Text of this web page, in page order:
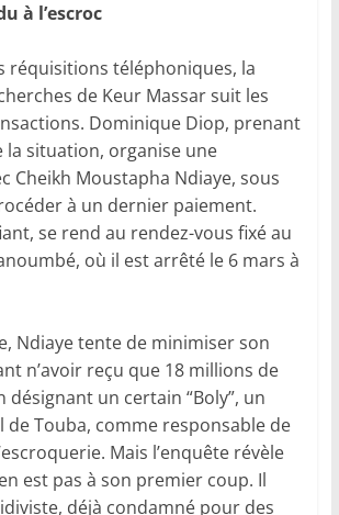
à l’escroc
réquisitions téléphoniques, la
de Keur Massar suit les
Dominique Diop, prenant
la situation, organise une
Cheikh Moustapha Ndiaye, sous
à un dernier paiement.
se rend au rendez-vous fixé au
où il est arrêté le 6 mars à
Ndiaye tente de minimiser son
n’avoir reçu que 18 millions de
désignant un certain “Boly”, un
Touba, comme responsable de
Mais l’enquête révèle
est pas à son premier coup. Il
déjà condamné pour des